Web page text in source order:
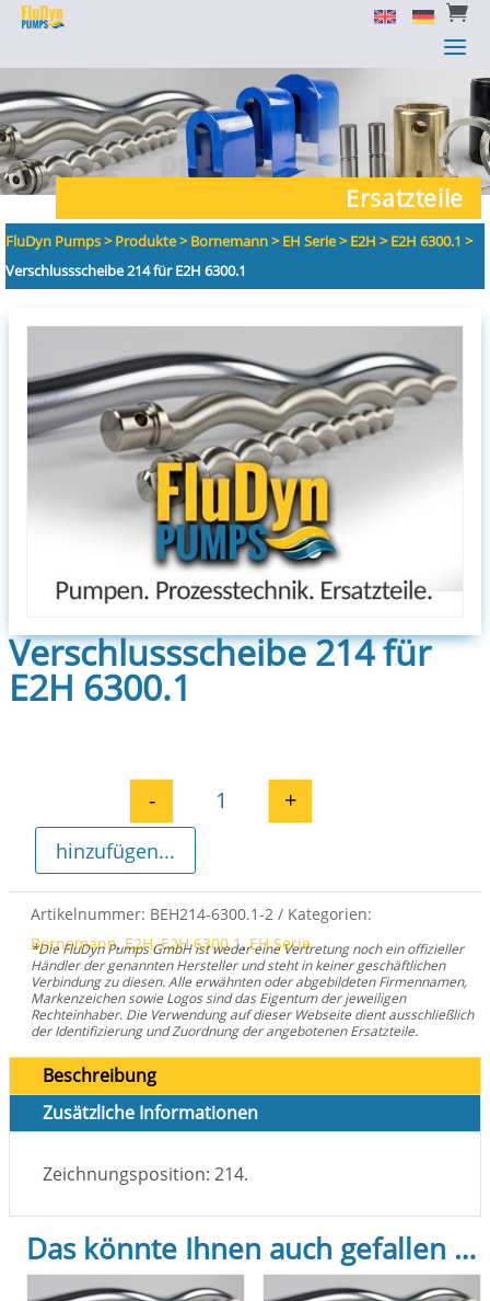

a

a
Ersatzteile
FluDyn Pumps>Produkte>Bornemann>EH Serie>E2H >E2H 6300.1 >
Verschlussscheibe 214 für E2H 6300.1
Verschlussscheibe 214 für
E2H 6300.1
Verschlussscheibe 214 für E2H
- +
hinzufügen...
Artikelnummer: BEH214-6300.1-2
Kategorien:
Bornemann,E2H,E2H 6300.1,EH Serie
*Die FluDyn Pumps GmbH ist weder eine Vertretung noch ein offizieller
Händler der genannten Hersteller und steht in keiner geschäftlichen
Verbindung zu diesen. Alle erwähnten oder abgebildeten Firmennamen,
Markenzeichen sowie Logos sind das Eigentum der jeweiligen
Rechteinhaber. Die Verwendung auf dieser Webseite dient ausschließlich
der Identifizierung und Zuordnung der angebotenen Ersatzteile.
Beschreibung
Zusätzliche Informationen
Zeichnungsposition: 214.
Das könnte Ihnen auch gefallen …